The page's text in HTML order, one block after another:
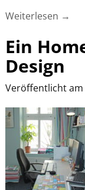
Weiterlesen →
Ein
Design
Veröffentlicht am